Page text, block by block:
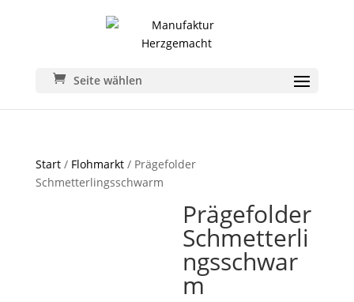
Seite wählen
Start/ Flohmarkt/ Prägefolder
Schmetterlingsschwarm
Prägefolder
Schmetterli
ngsschwar
m